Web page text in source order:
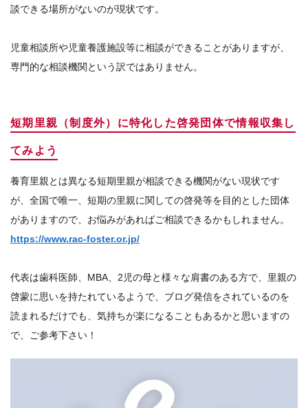
談できる場所がないのが現状です。
児童相談所や児童養護施設等に相談ができることがありますが、
専門的な相談機関という訳ではありません。
短期里親（制度外）に特化した啓発団体で情報収集し
てみよう
養育里親とは異なる短期里親が相談できる機関がない現状です
が、全国で唯一、短期の里親に関しての啓発等を目的とした団体
がありますので、お悩みがあればご相談できるかもしれません。
https://www.rac-foster.or.jp/
代表は歯科医師、MBA、2児の母と様々な肩書のある方で、里親の
啓蒙に思いを持たれているようで、ブログ発信をされているのを
読まれるだけでも、気持ちが楽になることもあるかと思いますの
で、ご参考下さい！